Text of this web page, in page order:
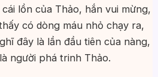
lồn của Thảo, hắn vui mừng,
có dòng máu nhỏ chạy ra,
đây là lần đầu tiên của nàng,
người phá trinh Thảo.